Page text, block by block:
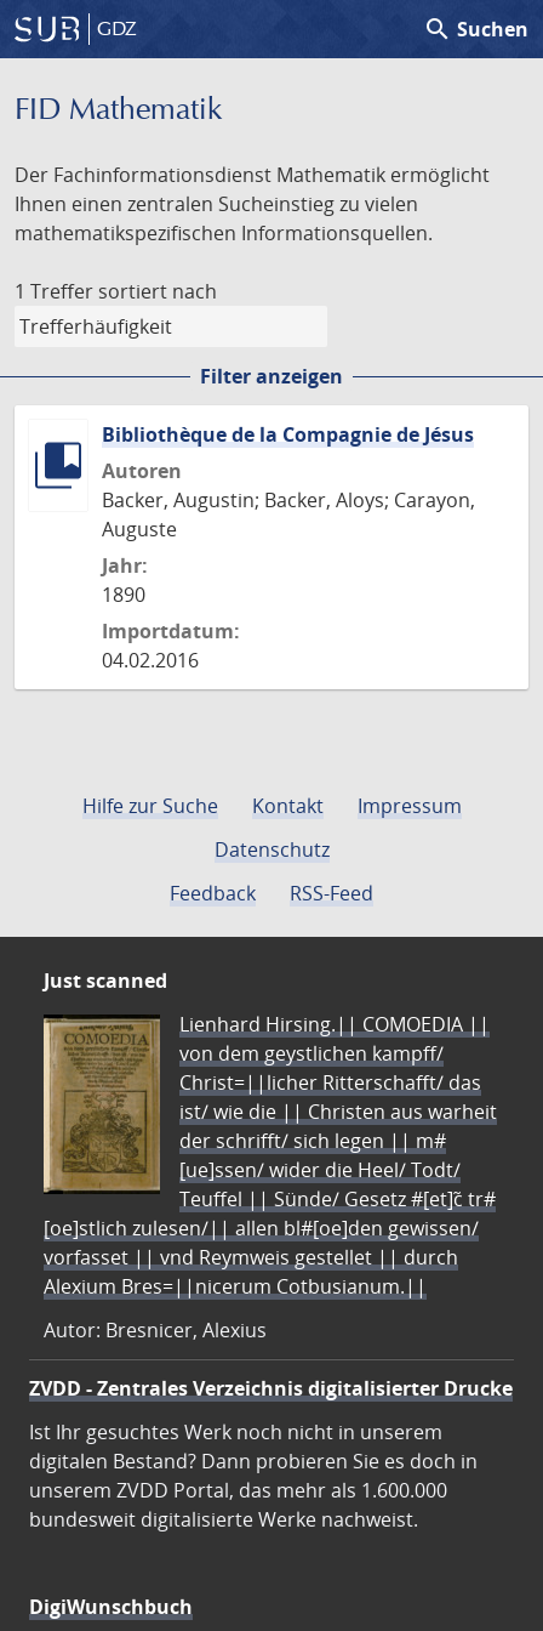
GDZ search Suchen
FID Mathematik
Der Fachinformationsdienst Mathematik ermöglicht
Ihnen einen zentralen Sucheinstieg zu vielen
mathematikspezifischen Informationsquellen.
1 Treffer sortiert nach
Filter anzeigen
Bibliothèque de la Compagnie de Jésus
Autoren
Backer, Augustin; Backer, Aloys; Carayon,
Auguste
Jahr:
1890
Importdatum:
04.02.2016
Hilfe zur Suche Kontakt
Impressum
Datenschutz
Feedback
RSS-Feed
Just scanned
Lienhard Hirsing.|| COMOEDIA ||
von dem geystlichen kampff/
Christ=||licher Ritterschafft/ das
ist/ wie die || Christen aus warheit
der schrifft/ sich legen || m#
[ue]ssen/ wider die Heel/ Todt/
Teuffel || Sünde/ Gesetz #[et]c̃ tr#
[oe]stlich zulesen/|| allen bl#[oe]den gewissen/
vorfasset || vnd Reymweis gestellet || durch
Alexium Bres=||nicerum Cotbusianum.||
Autor: Bresnicer, Alexius
ZVDD - Zentrales Verzeichnis digitalisierter Drucke
Ist Ihr gesuchtes Werk noch nicht in unserem
digitalen Bestand? Dann probieren Sie es doch in
unserem ZVDD Portal, das mehr als 1.600.000
bundesweit digitalisierte Werke nachweist.
DigiWunschbuch